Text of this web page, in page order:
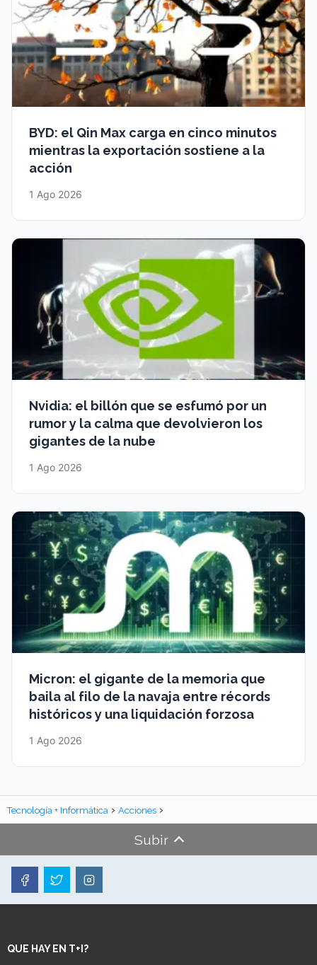
BYD: el Qin Max carga en cinco minutos
mientras la exportación sostiene a la
acción
1 Ago 2026
Nvidia: el billón que se esfumó por un
rumor y la calma que devolvieron los
gigantes de la nube
1 Ago 2026
Micron: el gigante de la memoria que
baila al filo de la navaja entre récords
históricos y una liquidación forzosa
1 Ago 2026
Tecnología + Informática Acciones
Subir
QUE HAY EN T+I?